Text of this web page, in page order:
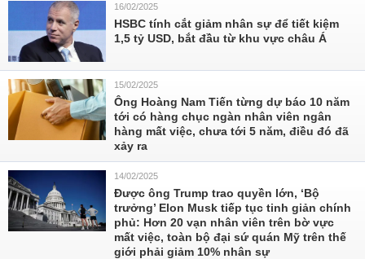
16/02/2025
HSBC tính cắt giảm nhân sự để tiết kiệm
1,5 tỷ USD, bắt đầu từ khu vực châu Á
15/02/2025
Ông Hoàng Nam Tiến từng dự báo 10 năm
tới có hàng chục ngàn nhân viên ngân
hàng mất việc, chưa tới 5 năm, điều đó đã
xảy ra
14/02/2025
Được ông Trump trao quyền lớn, ‘Bộ
trưởng’ Elon Musk tiếp tục tinh giản chính
phủ: Hơn 20 vạn nhân viên trên bờ vực
mất việc, toàn bộ đại sứ quán Mỹ trên thế
giới phải giảm 10% nhân sự